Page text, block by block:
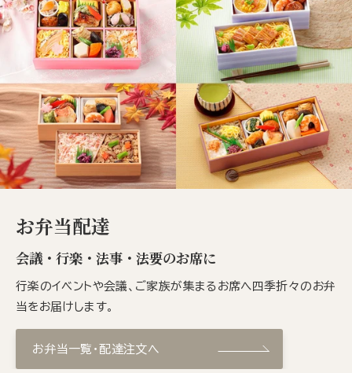
お弁当配達
会議・行楽・法事・法要のお席に
行楽のイベントや会議、ご家族が集まるお席へ四季折々のお弁
当をお届けします。
お弁当一覧・配達注文へ